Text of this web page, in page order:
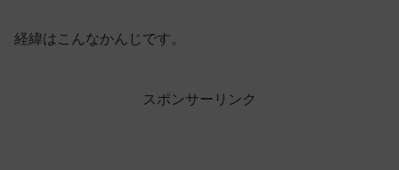
経緯はこんなかんじです。
スポンサーリンク